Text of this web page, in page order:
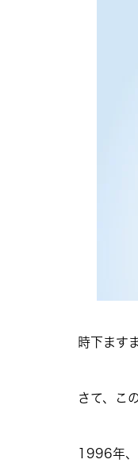
時下ますま
さて、こ
1996年、